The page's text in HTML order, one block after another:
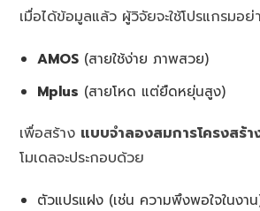
เมื่อได้ข้อมูลแล้ว ผู้วิจัยจะใช้โปรแกรมอย่
AMOS (สายใช้ง่าย ภาพสวย)
Mplus (สายโหด แต่ยืดหยุ่นสูง)
เพื่อสร้าง แบบจำลองสมการโครงสร้า
โมเดลจะประกอบด้วย
ตัวแปรแฝง (เช่น ความพึงพอใจในงา